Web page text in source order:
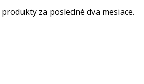
za posledné dva mesiace.